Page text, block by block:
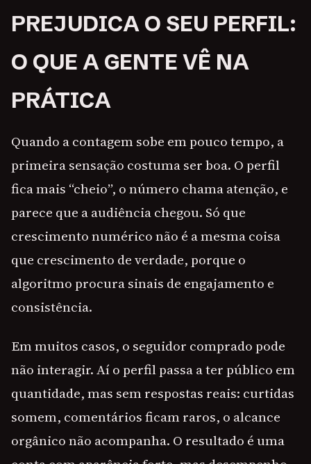
PREJUDICA O SEU PERFIL:
O QUE A GENTE VÊ NA
PRÁTICA
Quando a contagem sobe em pouco tempo, a
primeira sensação costuma ser boa. O perfil
fica mais “cheio”, o número chama atenção, e
parece que a audiência chegou. Só que
crescimento numérico não é a mesma coisa
que crescimento de verdade, porque o
algoritmo procura sinais de engajamento e
consistência.
Em muitos casos, o seguidor comprado pode
não interagir. Aí o perfil passa a ter público em
quantidade, mas sem respostas reais: curtidas
somem, comentários ficam raros, o alcance
orgânico não acompanha. O resultado é uma